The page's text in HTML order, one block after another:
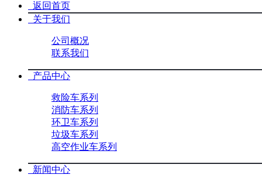
返回首页
关于我们
公司概况
联系我们
产品中心
救险车系列
消防车系列
环卫车系列
垃圾车系列
高空作业车系列
新闻中心